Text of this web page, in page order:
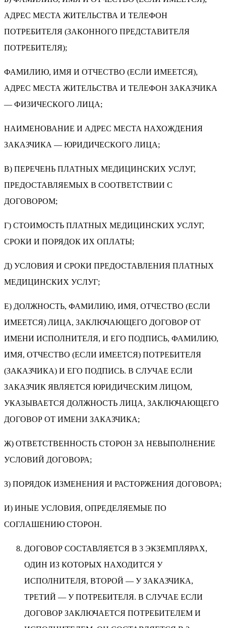
АДРЕС МЕСТА ЖИТЕЛЬСТВА И ТЕЛЕФОН
ПОТРЕБИТЕЛЯ (ЗАКОННОГО ПРЕДСТАВИТЕЛЯ
ПОТРЕБИТЕЛЯ);
ФАМИЛИЮ, ИМЯ И ОТЧЕСТВО (ЕСЛИ ИМЕЕТСЯ),
АДРЕС МЕСТА ЖИТЕЛЬСТВА И ТЕЛЕФОН ЗАКАЗЧИКА
— ФИЗИЧЕСКОГО ЛИЦА;
НАИМЕНОВАНИЕ И АДРЕС МЕСТА НАХОЖДЕНИЯ
ЗАКАЗЧИКА — ЮРИДИЧЕСКОГО ЛИЦА;
В) ПЕРЕЧЕНЬ ПЛАТНЫХ МЕДИЦИНСКИХ УСЛУГ,
ПРЕДОСТАВЛЯЕМЫХ В СООТВЕТСТВИИ С
ДОГОВОРОМ;
Г) СТОИМОСТЬ ПЛАТНЫХ МЕДИЦИНСКИХ УСЛУГ,
СРОКИ И ПОРЯДОК ИХ ОПЛАТЫ;
Д) УСЛОВИЯ И СРОКИ ПРЕДОСТАВЛЕНИЯ ПЛАТНЫХ
МЕДИЦИНСКИХ УСЛУГ;
Е) ДОЛЖНОСТЬ, ФАМИЛИЮ, ИМЯ, ОТЧЕСТВО (ЕСЛИ
ИМЕЕТСЯ) ЛИЦА, ЗАКЛЮЧАЮЩЕГО ДОГОВОР ОТ
ИМЕНИ ИСПОЛНИТЕЛЯ, И ЕГО ПОДПИСЬ, ФАМИЛИЮ,
ИМЯ, ОТЧЕСТВО (ЕСЛИ ИМЕЕТСЯ) ПОТРЕБИТЕЛЯ
(ЗАКАЗЧИКА) И ЕГО ПОДПИСЬ. В СЛУЧАЕ ЕСЛИ
ЗАКАЗЧИК ЯВЛЯЕТСЯ ЮРИДИЧЕСКИМ ЛИЦОМ,
УКАЗЫВАЕТСЯ ДОЛЖНОСТЬ ЛИЦА, ЗАКЛЮЧАЮЩЕГО
ДОГОВОР ОТ ИМЕНИ ЗАКАЗЧИКА;
Ж) ОТВЕТСТВЕННОСТЬ СТОРОН ЗА НЕВЫПОЛНЕНИЕ
УСЛОВИЙ ДОГОВОРА;
З) ПОРЯДОК ИЗМЕНЕНИЯ И РАСТОРЖЕНИЯ ДОГОВОРА;
И) ИНЫЕ УСЛОВИЯ, ОПРЕДЕЛЯЕМЫЕ ПО
СОГЛАШЕНИЮ СТОРОН.
ДОГОВОР СОСТАВЛЯЕТСЯ В 3 ЭКЗЕМПЛЯРАХ,
ОДИН ИЗ КОТОРЫХ НАХОДИТСЯ У
ИСПОЛНИТЕЛЯ, ВТОРОЙ — У ЗАКАЗЧИКА,
ТРЕТИЙ — У ПОТРЕБИТЕЛЯ. В СЛУЧАЕ ЕСЛИ
ДОГОВОР ЗАКЛЮЧАЕТСЯ ПОТРЕБИТЕЛЕМ И